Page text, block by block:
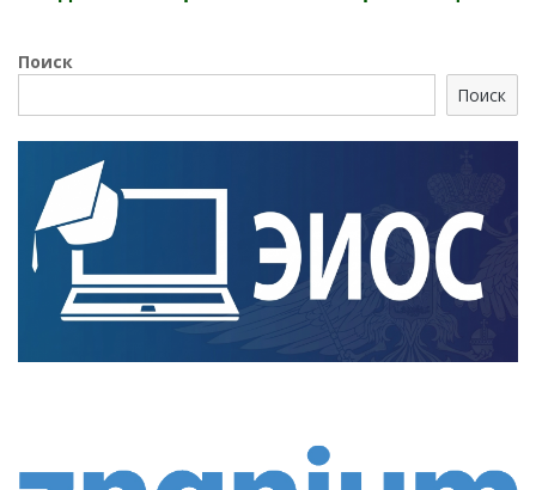
Поиск
Поиск